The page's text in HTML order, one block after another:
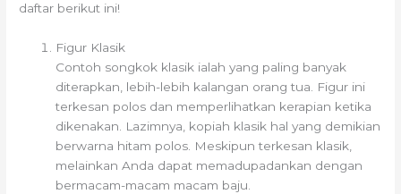
daftar berikut ini!
Figur Klasik
Contoh songkok klasik ialah yang paling banyak
diterapkan, lebih-lebih kalangan orang tua. Figur ini
terkesan polos dan memperlihatkan kerapian ketika
dikenakan. Lazimnya, kopiah klasik hal yang demikian
berwarna hitam polos. Meskipun terkesan klasik,
melainkan Anda dapat memadupadankan dengan
bermacam-macam macam baju.